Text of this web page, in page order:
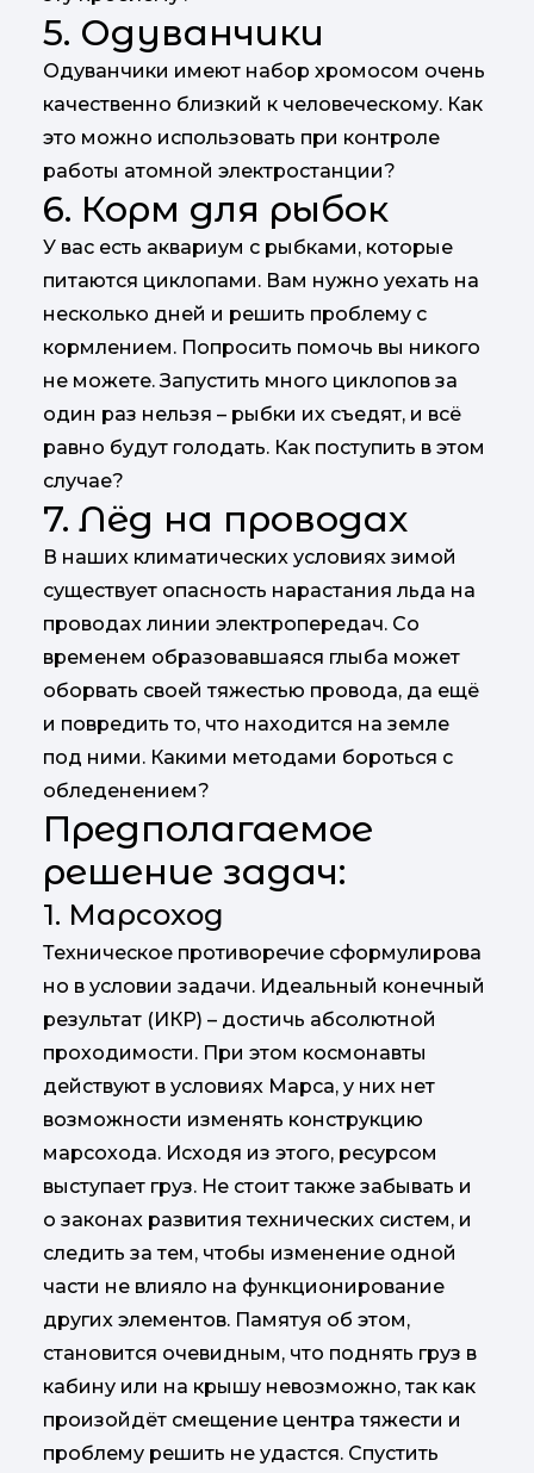
5. Одуванчики
Одуванчики имеют набор хромосом очень
качественно близкий к человеческому. Как
это можно использовать при контроле
работы атомной электростанции?
6. Корм для рыбок
У вас есть аквариум с рыбками, которые
питаются циклопами. Вам нужно уехать на
несколько дней и решить проблему с
кормлением. Попросить помочь вы никого
не можете. Запустить много циклопов за
один раз нельзя – рыбки их съедят, и всё
равно будут голодать. Как поступить в этом
случае?
7. Лёд на проводах
В наших климатических условиях зимой
существует опасность нарастания льда на
проводах линии электропередач. Со
временем образовавшаяся глыба может
оборвать своей тяжестью провода, да ещё
и повредить то, что находится на земле
под ними. Какими методами бороться с
обледенением?
Предполагаемое
решение задач:
1. Марсоход
Техническое противоречие сформулирова
но в условии задачи. Идеальный конечный
результат (ИКР) – достичь абсолютной
проходимости. При этом космонавты
действуют в условиях Марса, у них нет
возможности изменять конструкцию
марсохода. Исходя из этого, ресурсом
выступает груз. Не стоит также забывать и
о законах развития технических систем, и
следить за тем, чтобы изменение одной
части не влияло на функционирование
других элементов. Памятуя об этом,
становится очевидным, что поднять груз в
кабину или на крышу невозможно, так как
произойдёт смещение центра тяжести и
проблему решить не удастся. Спустить